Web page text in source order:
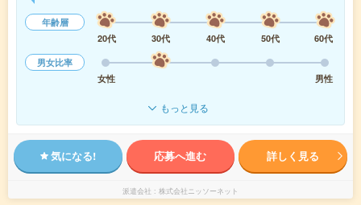
年齢層
20代
30代 40代 50代
60代
男女比率
女性
男性
もっと見る
気になる! 応募へ進む 詳しく見る
派遣会社 株式会社ニッソーネット